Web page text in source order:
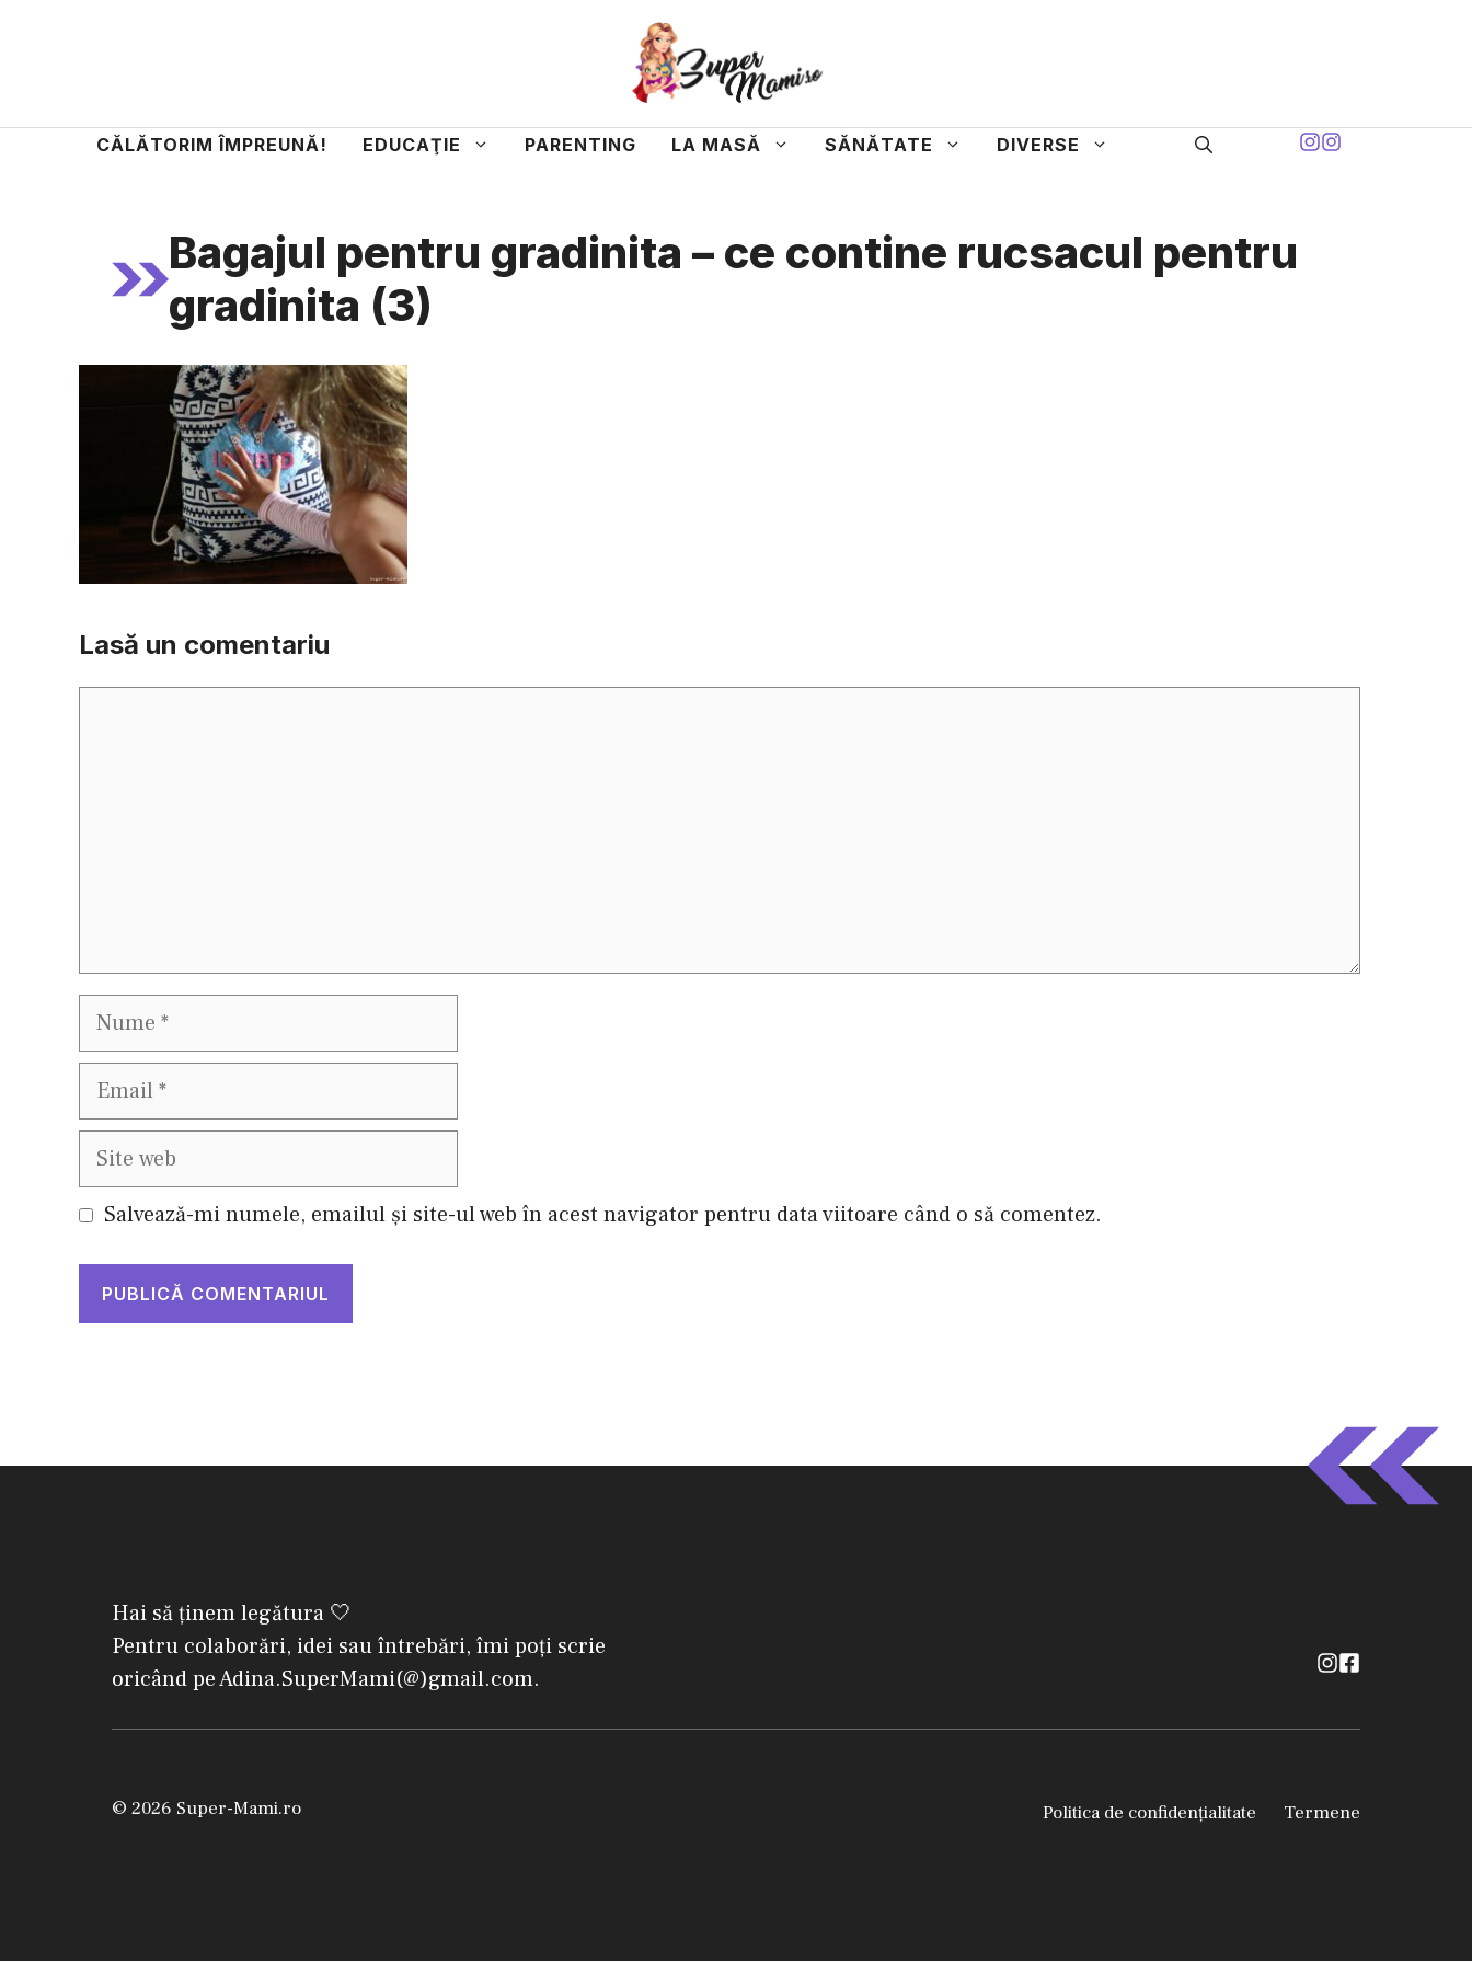
CĂLĂTORIM ÎMPREUNĂ! EDUCAŢIE PARENTING LA MASĂ SĂNĂTATE DIVERSE
Bagajul pentru gradinita – ce contine rucsacul pentru
gradinita (3)
Lasă un comentariu
Nume
Email
Site
web
Salvează-mi numele, emailul și site-ul web în acest navigator pentru data viitoare când o să comentez.
Hai să ținem legătura 🤍
Pentru colaborări, idei sau întrebări, îmi poți scrie
oricând pe Adina.SuperMami(@)gmail.com.
© 2026 Super-Mami.ro Politica de confidențialitate Termene